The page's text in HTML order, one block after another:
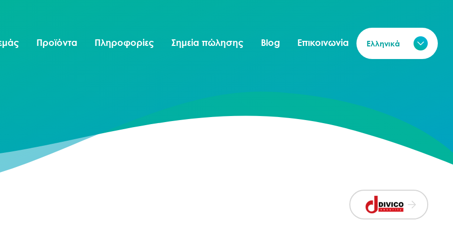
Προϊόντα Πληροφορίες Σημεία πώλησης Blog Επικοινωνία